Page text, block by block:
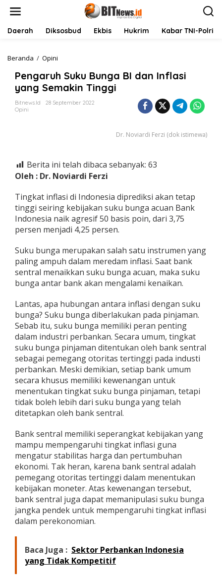
Daerah Diksosbud Ekbis Hukrim Kabar TNI-Polri
Beranda / Opini
n
g
a
r
B
u
a
B
I
d
a
I
n
f
l
s
y
a
n
S
e
m
a
k
i
n
T
n
g
g
i
Pengaruh Suku Bunga BI dan Inflasi
yang Semakin Tinggi
Bitnews.id
28 September 2022
Opini
Dr. Noviardi Ferzi (dok istimewa)
Berita ini telah dibaca sebanyak: 63
Oleh : Dr. Noviardi Ferzi
Tingkat inflasi di Indonesia diprediksi akan tetap
tinggi seiring kebijakan suku bunga acuan Bank
Indonesia naik agresif 50 basis poin, dari 3,75
persen menjadi 4,25 persen.
Suku bunga merupakan salah satu instrumen yang
paling ampuh dalam meredam inflasi. Saat bank
sentral menaikkan suku bunga acuan, maka suku
bunga antar bank akan mengalami kenaikan.
Lantas, apa hubungan antara inflasi dengan suku
bunga? Suku bunga diberlakukan pada pinjaman.
Sebab itu, suku bunga memiliki peran penting
dalam industri perbankan. Secara umum, tingkat
suku bunga pinjaman ditentukan oleh bank sentral
sebagai pemegang otoritas tertinggi pada industi
perbankan. Meski demikian, setiap bank umum
secara khusus memiliki kewenangan untuk
menentukan tingkat suku bunga pinjaman, tetapi
tidak boleh lebih dari suku bunga yang telah
ditetapkan oleh bank sentral.
Bank sentral memiliki seperangkat kebijakan yang
mampu mempengaruhi tingkat inflasi guna
mengatur stabilitas harga dan pertumbuhan
ekonomi. Tak heran, karena bank sentral adalah
pemegang otoritas tertinggi dalam menentukan
kebijakan moneter. Atas kewenangan tersebut,
bank sentral juga dapat memanipulasi suku bunga
jangka pendek untuk mempengaruhi tingkat inflasi
dalam perekonomian.
Baca Juga : Sektor Perbankan Indonesia
yang Tidak Kompetitif